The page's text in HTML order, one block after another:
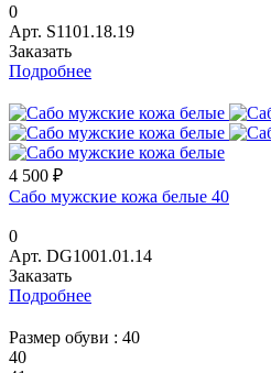
0
Арт. S1101.18.19
Заказать
Подробнее
4 500 ₽
Сабо мужские кожа белые 40
0
Арт. DG1001.01.14
Заказать
Подробнее
Размер обуви : 40
40